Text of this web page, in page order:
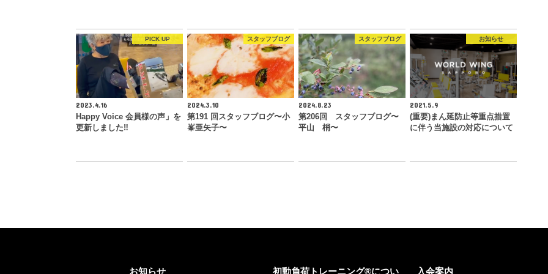
PICK UP
2023.4.16
Happy Voice 会員様の声」を
更新しました‼︎
スタッフブログ
2024.3.10
第191 回スタッフブログ〜小
峯亜矢子〜
スタッフブログ
2024.8.23
第206回 スタッフブログ〜
平山 梢〜
お知らせ
2021.5.9
(重要)まん延防止等重点措置
に伴う当施設の対応について
お知らせ 初動負荷トレーニング®につい 入会案内